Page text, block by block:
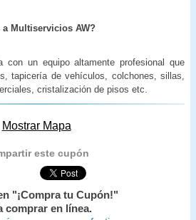
Multiservicios AW?
con un equipo altamente profesional que
tapicería de vehículos, colchones, sillas,
cristalización de pisos etc.
Mostrar Mapa
este cupón
"¡Compra tu Cupón!"
comprar en línea.